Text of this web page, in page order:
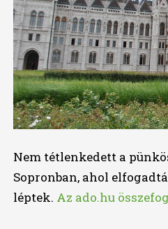
Nem tétlenkedett a
Sopronban, ahol
léptek. Az ado.hu